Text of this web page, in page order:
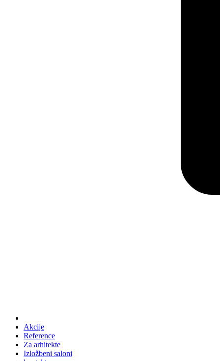
Akcije
Reference
Za arhitekte
Izložbeni saloni